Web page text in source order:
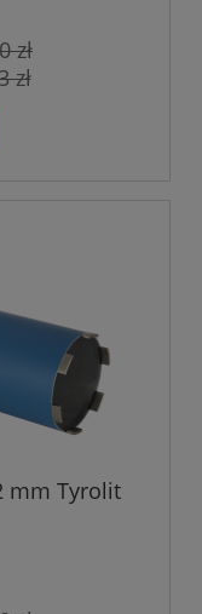
zł
zł
mm Tyrolit